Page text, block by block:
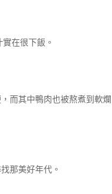
在很下飯。
而其中鴨肉也被熬煮到軟爛
那美好年代。